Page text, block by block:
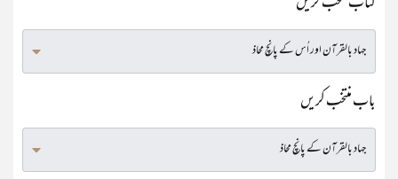
باب منتخب کریں